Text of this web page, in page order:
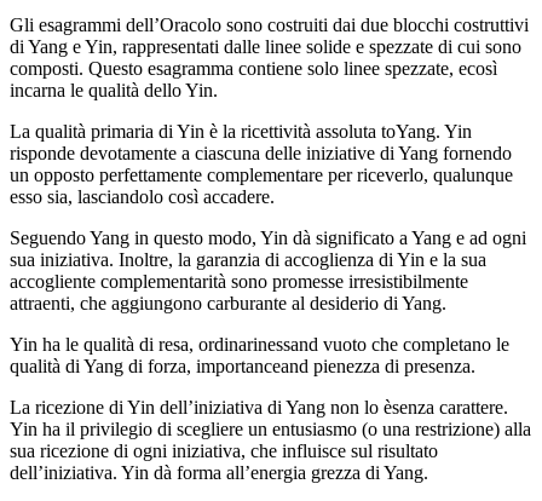
Gli esagrammi dell’Oracolo sono costruiti dai due blocchi costruttivi
di Yang e Yin, rappresentati dalle linee solide e spezzate di cui sono
composti. Questo esagramma contiene solo linee spezzate, ecosì
incarna le qualità dello Yin.
La qualità primaria di Yin è la ricettività assoluta toYang. Yin
risponde devotamente a ciascuna delle iniziative di Yang fornendo
un opposto perfettamente complementare per riceverlo, qualunque
esso sia, lasciandolo così accadere.
Seguendo Yang in questo modo, Yin dà significato a Yang e ad ogni
sua iniziativa. Inoltre, la garanzia di accoglienza di Yin e la sua
accogliente complementarità sono promesse irresistibilmente
attraenti, che aggiungono carburante al desiderio di Yang.
Yin ha le qualità di resa, ordinarinessand vuoto che completano le
qualità di Yang di forza, importanceand pienezza di presenza.
La ricezione di Yin dell’iniziativa di Yang non lo èsenza carattere.
Yin ha il privilegio di scegliere un entusiasmo (o una restrizione) alla
sua ricezione di ogni iniziativa, che influisce sul risultato
dell’iniziativa. Yin dà forma all’energia grezza di Yang.